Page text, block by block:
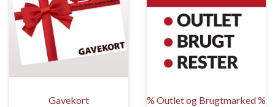
Gavekort % Outlet og Brugtmarked %